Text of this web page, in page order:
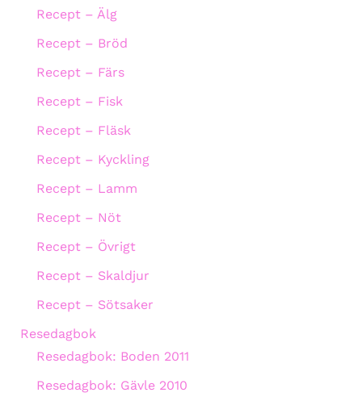
Recept – Älg
Recept – Bröd
Recept – Färs
Recept – Fisk
Recept – Fläsk
Recept – Kyckling
Recept – Lamm
Recept – Nöt
Recept – Övrigt
Recept – Skaldjur
Recept – Sötsaker
Resedagbok
Resedagbok: Boden 2011
Resedagbok: Gävle 2010